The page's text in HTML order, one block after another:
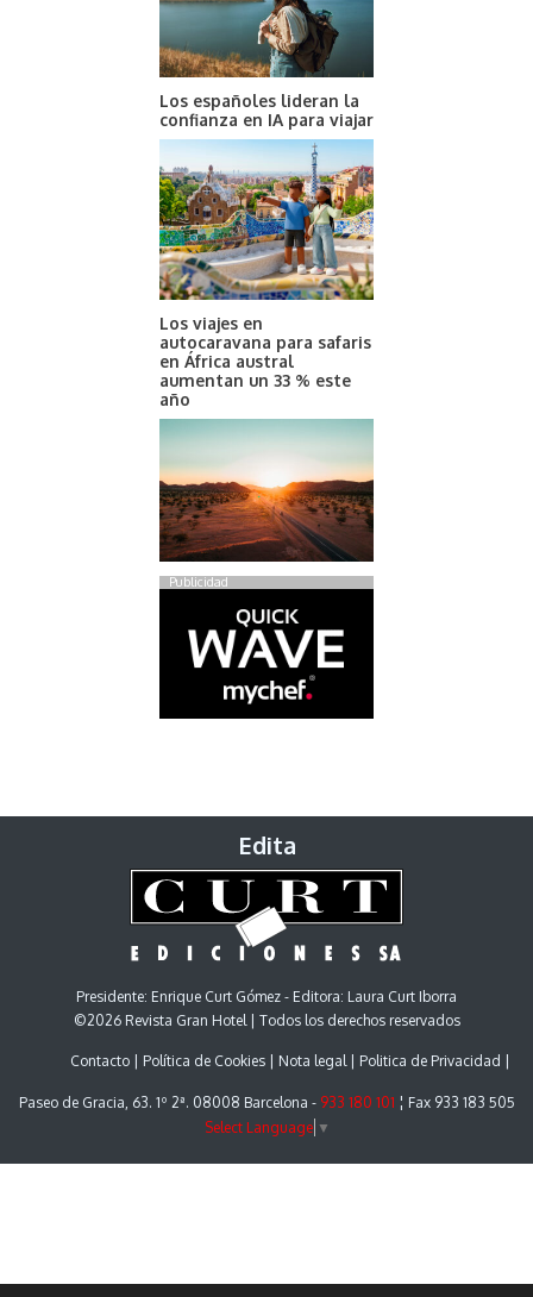
Los españoles lideran la
confianza en IA para viajar
Los viajes en
autocaravana para safaris
en África austral
aumentan un 33 % este
año
Publicidad
Edita
Presidente: Enrique Curt Gómez - Editora: Laura Curt Iborra
©2026 Revista Gran Hotel | Todos los derechos reservados
Contacto Política de Cookies Nota legal Politica de Privacidad
Paseo de Gracia, 63. 1º 2ª. 08008 Barcelona - 933 180 101 ¦ Fax 933 183 505
Select Language ▼